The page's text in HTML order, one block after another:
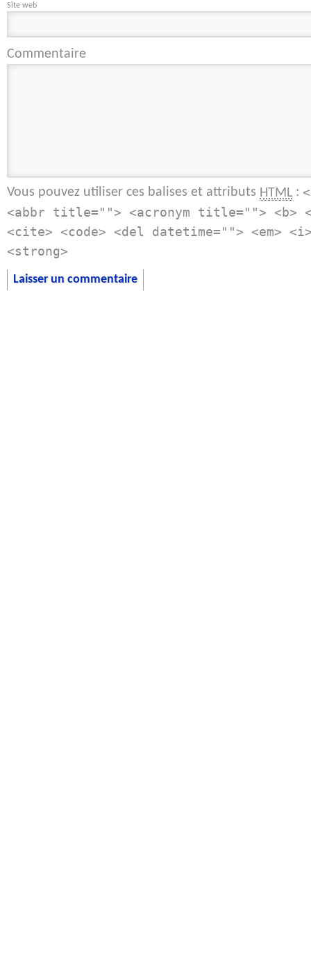
Site web
Commentaire
Vous pouvez utiliser ces balises et attributs HTML :
<abbr title=""> <acronym title=""> <b>
<cite> <code> <del datetime=""> <em>
<strong>